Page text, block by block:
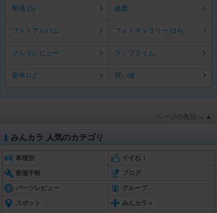
整備 (5) 燃費
フォトアルバム フォトギャラリー (14)
クルマレビュー ラップタイム
愛車ログ 買い物
ページの先頭へ ▲
みんカラ 人気のカテゴリ
車種別 イイね！
整備手帳 ブログ
パーツレビュー グループ
スポット みんカラ＋